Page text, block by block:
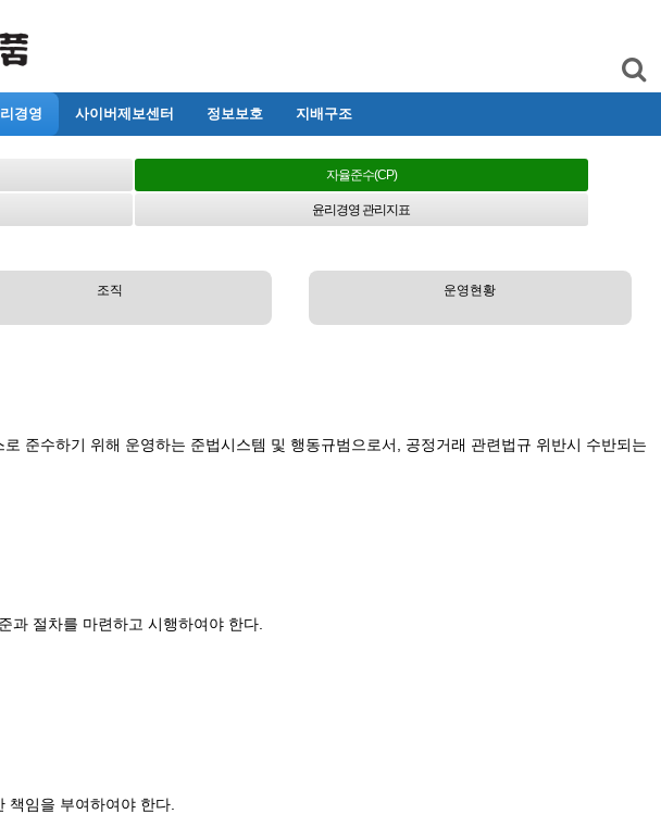
경영 사이버제보센터 정보보호 지배구조
자율준수(CP)
윤리경영 관리지표
조직 운영현황
준수하기 위해 운영하는 준법시스템 및 행동규범으로서, 공정거래 관련법규 위반시 수반되는
과 절차를 마련하고 시행하여야 한다.
임을 부여하여야 한다.